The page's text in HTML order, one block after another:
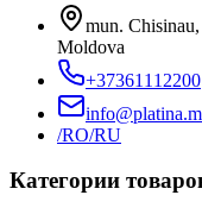
mun.
Moldova
+37361112200
/RO/RU
Категории